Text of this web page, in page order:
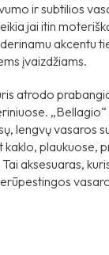
ir subtilios
jai itin
akcentu
įvaizdžiams.
atrodo
lengvų vasaros
kaklo, plaukuose,
aksesuaras,